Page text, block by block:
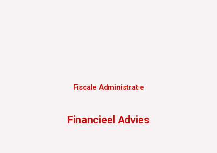
Fiscale Administratie
Financieel Advies